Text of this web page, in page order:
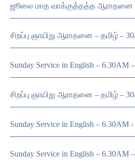
ஜூலை மாத வாக்குத்தத்த ஆராதனை -
சிறப்பு ஞாயிறு ஆராதனை – தமிழ் –
Sunday Service in English – 6.30AM
சிறப்பு ஞாயிறு ஆராதனை – தமிழ் –
Sunday Service in English – 6.30AM
Sunday Service in English – 6.30AM